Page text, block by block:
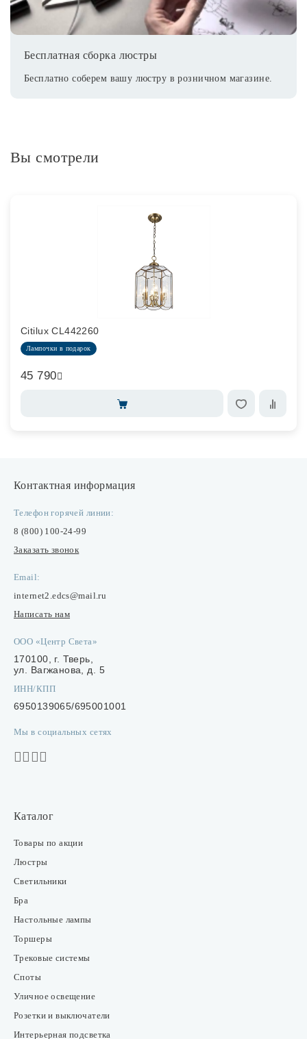
Бесплатная сборка люстры
Бесплатно соберем вашу люстру в розничном магазине.
Вы смотрели
Citilux CL442260
Лампочки в подарок
45 790
Контактная информация
Телефон горячей линии:
8 (800) 100-24-99
Заказать звонок
Email:
internet2.edcs@mail.ru
Написать нам
ООО «Центр Света»
170100, г. Тверь,
ул. Вагжанова, д. 5
ИНН/КПП
6950139065/695001001
Мы в социальных сетях
Каталог
Товары по акции
Люстры
Светильники
Бра
Настольные лампы
Торшеры
Трековые системы
Споты
Уличное освещение
Розетки и выключатели
Интерьерная подсветка